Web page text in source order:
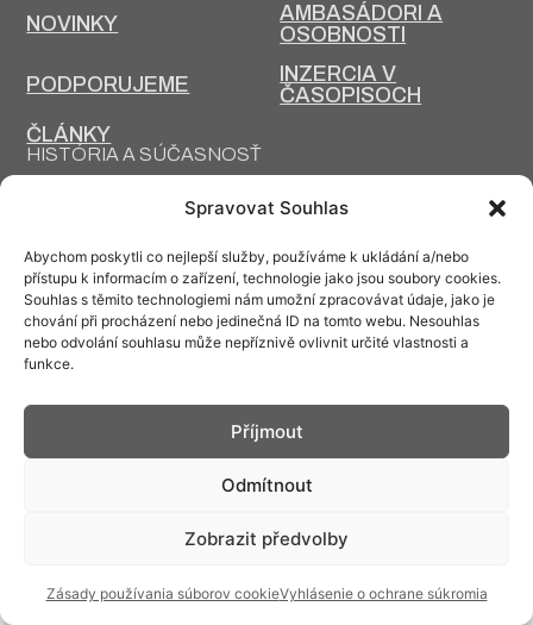
Spravovat Souhlas
Abychom poskytli co nejlepší služby, používáme k ukládání a/nebo
přístupu k informacím o zařízení, technologie jako jsou soubory cookies.
Souhlas s těmito technologiemi nám umožní zpracovávat údaje, jako je
chování při procházení nebo jedinečná ID na tomto webu. Nesouhlas
nebo odvolání souhlasu může nepříznivě ovlivnit určité vlastnosti a
funkce.
Příjmout
Odmítnout
Zobrazit předvolby
Zásady používania súborov cookieVyhlásenie o ochrane súkromia
NOVINKY
AMBASÁDORI A
OSOBNOSTI
PODPORUJEME
INZERCIA V
ČASOPISOCH
ČLÁNKY
HISTÓRIA A SÚČASNOSŤ
TECHNOLÓGIE
© PRIM2026